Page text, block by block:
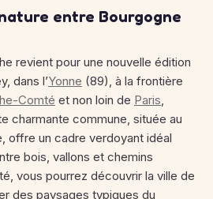
entre Bourgogne
revient pour une nouvelle édition
dans l’Yonne (89), à la frontière
Comté et non loin de Paris,
charmante commune, située au
offre un cadre verdoyant idéal
bois, vallons et chemins
vous pourrez découvrir la ville de
des paysages typiques du